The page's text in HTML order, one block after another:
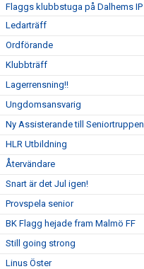
Flaggs klubbstuga på Dalhems IP
Ledarträff
Ordförande
Klubbträff
Lagerrensning!!
Ungdomsansvarig
Ny Assisterande till Seniortruppen
HLR Utbildning
Återvändare
Snart är det Jul igen!
Provspela senior
BK Flagg hejade fram Malmö FF
Still going strong
Linus Öster